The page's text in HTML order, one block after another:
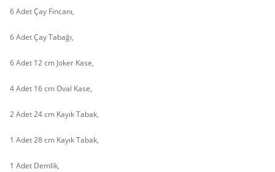
6 Adet Çay Fincanı,
6 Adet Çay Tabağı,
6 Adet 12 cm Joker Kase,
4 Adet 16 cm Oval Kase,
2 Adet 24 cm Kayık Tabak,
1 Adet 28 cm Kayık Tabak,
1 Adet Demlik,